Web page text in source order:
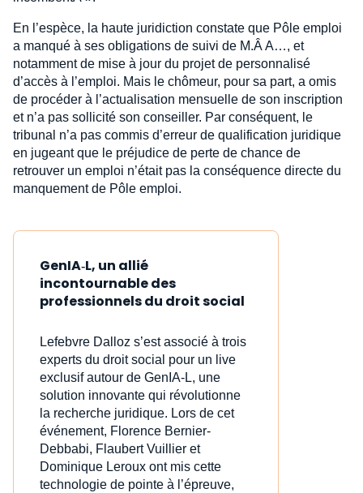
En l’espèce, la haute juridiction constate que Pôle emploi
a manqué à ses obligations de suivi de M.Â A…, et
notamment de mise à jour du projet de personnalisé
d’accès à l’emploi. Mais le chômeur, pour sa part, a omis
de procéder à l’actualisation mensuelle de son inscription
et n’a pas sollicité son conseiller. Par conséquent, le
tribunal n’a pas commis d’erreur de qualification juridique
en jugeant que le préjudice de perte de chance de
retrouver un emploi n’était pas la conséquence directe du
manquement de Pôle emploi.
GenIA‑L, un allié
incontournable des
professionnels du droit social
Lefebvre Dalloz s’est associé à trois
experts du droit social pour un live
exclusif autour de GenIA‑L, une
solution innovante qui révolutionne
la recherche juridique. Lors de cet
événement, Florence Bernier-
Debbabi, Flaubert Vuillier et
Dominique Leroux ont mis cette
technologie de pointe à l’épreuve,